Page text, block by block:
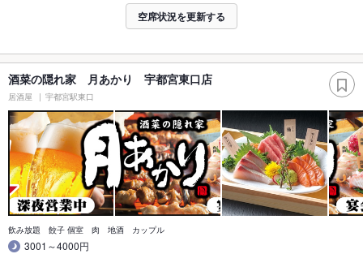
空席状況を更新する
酒菜の隠れ家 月あかり 宇都宮東口店
居酒屋 宇都宮駅東口
飲み放題 餃子 個室 肉 地酒 カップル
3001～4000円